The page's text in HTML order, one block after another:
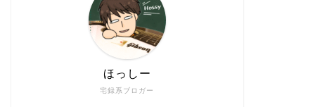
宅録系ブロガー
ほっしー